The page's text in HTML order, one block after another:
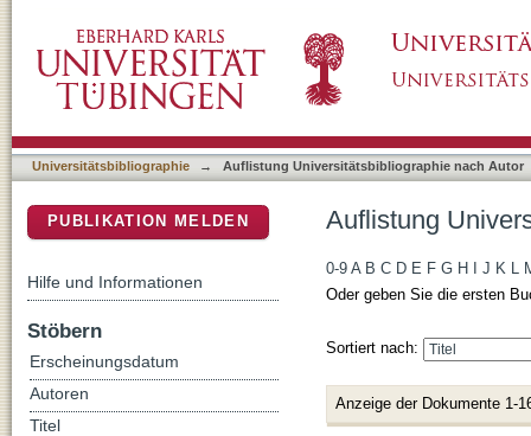
Universitätsbibliographie → Auflistung Universitätsbibliographie nach Autor
Auflistung
0-9 A B C D E F G H J K L
Oder geben Sie die ersten
Sortiert nach:
Anzeige der Dokumente 1-
PUBLIKATION MELDEN
Hilfe und Informationen
Stöbern
Erscheinungsdatum
Autoren
Titel